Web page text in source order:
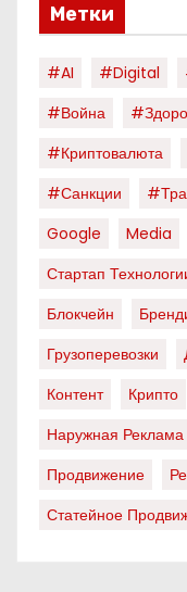
Метки
#AI #digital
#война
#криптовалюта
#санкции
Google
Media
Стартап
Блокчейн
Грузоперевозки
Контент
Крипто
Наружная Реклама
Продвижение
Статейное